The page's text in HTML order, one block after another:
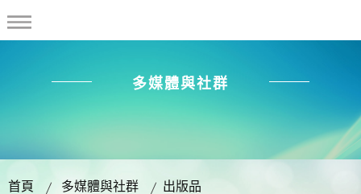
多媒體與社群
首頁 多媒體與社群 出版品